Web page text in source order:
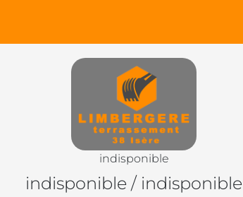
indisponible
indisponible / indisponible